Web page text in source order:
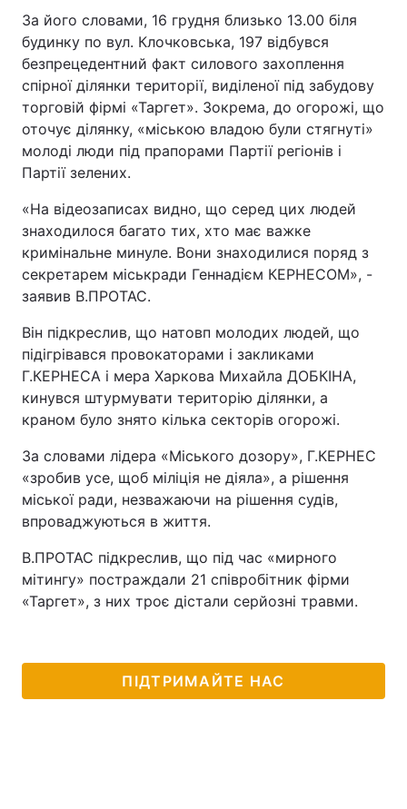
За його словами, 16 грудня близько 13.00 біля
будинку по вул. Клочковська, 197 відбувся
безпрецедентний факт силового захоплення
спірної ділянки території, виділеної під забудову
торговій фірмі «Таргет». Зокрема, до огорожі, що
оточує ділянку, «міською владою були стягнуті»
молоді люди під прапорами Партії регіонів і
Партії зелених.
«На відеозаписах видно, що серед цих людей
знаходилося багато тих, хто має важке
кримінальне минуле. Вони знаходилися поряд з
секретарем міськради Геннадієм КЕРНЕСОМ», -
заявив В.ПРОТАС.
Він підкреслив, що натовп молодих людей, що
підігрівався провокаторами і закликами
Г.КЕРНЕСА і мера Харкова Михайла ДОБКІНА,
кинувся штурмувати територію ділянки, а
краном було знято кілька секторів огорожі.
За словами лідера «Міського дозору», Г.КЕРНЕС
«зробив усе, щоб міліція не діяла», а рішення
міської ради, незважаючи на рішення судів,
впроваджуються в життя.
В.ПРОТАС підкреслив, що під час «мирного
мітингу» постраждали 21 співробітник фірми
«Таргет», з них троє дістали серйозні травми.
ПІДТРИМАЙТЕ НАС